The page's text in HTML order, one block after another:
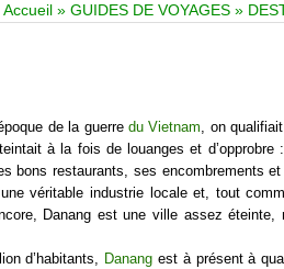
Accueil » GUIDES DE VOYAGES »
de la guerredu Vietnam, on
à la fois de louanges et
bons restaurants, ses encombrements
véritable industrie locale et, tout
Danang est une ville assez
d’habitants, Danangest à présent à